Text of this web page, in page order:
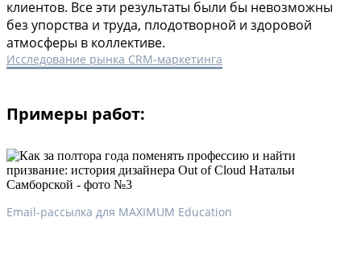
клиентов. Все эти результаты были бы невозможны
без упорства и труда, плодотворной и здоровой
атмосферы в коллективе.
Исследование рынка CRM-маркетинга
Примеры работ:
Email-рассылка для MAXIMUM Education